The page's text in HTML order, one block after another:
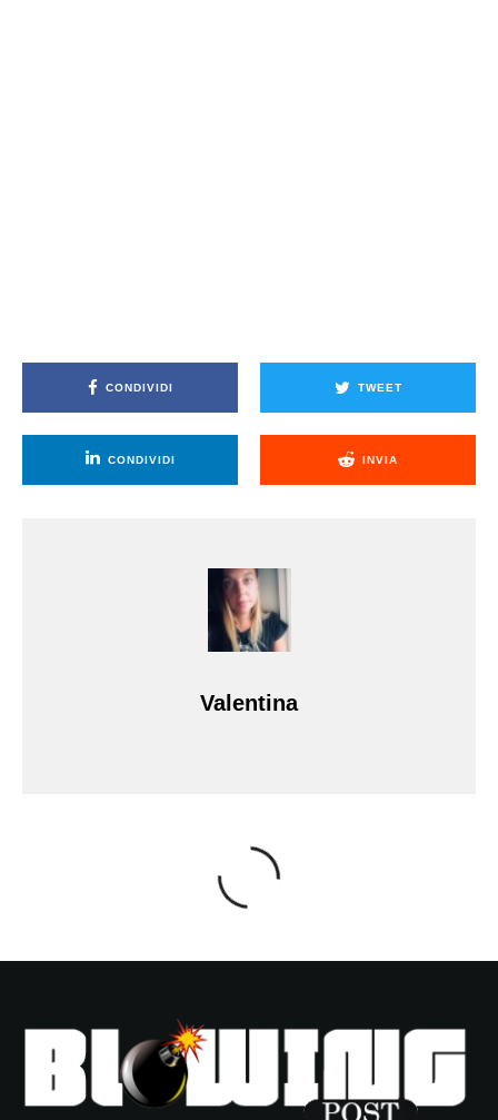
CONDIVIDI TWEET
CONDIVIDI INVIA
Valentina